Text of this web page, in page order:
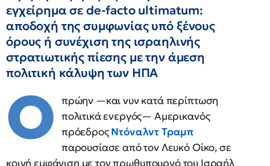
εγχείρημα σε de-facto ultimatum:
αποδοχή της συμφωνίας υπό ξένους
όρους ή συνέχιση της ισραηλινής
στρατιωτικής πίεσης με την άμεση
πολιτική κάλυψη των ΗΠΑ
Ο πρώην —και νυν κατά περίπτωση
πολιτικά ενεργός— Αμερικανός
πρόεδροςΝτόναλντ Τραμπ
παρουσίασε από τον Λευκό Οίκο, σε
κοινή εμφάνιση με τον πρωθυπουργό του Ισραήλ